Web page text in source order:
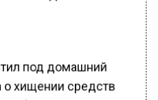
под домашний
о хищении средств